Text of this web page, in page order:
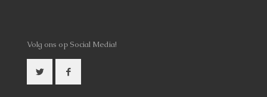
Volg ons op Social Media!